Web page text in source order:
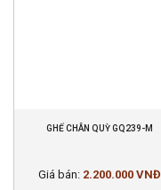
GHẾ CHÂN QUỲ GQ239-M
Giá bán: 2.200.000 VNĐ